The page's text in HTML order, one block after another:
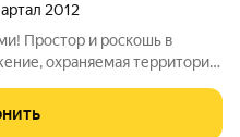
2012
Простор и роскошь в
охраняемая территория,
собственника